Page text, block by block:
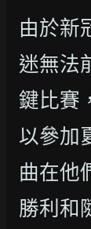
由於新
迷無法
鍵比賽
以參加
曲在他
勝利和